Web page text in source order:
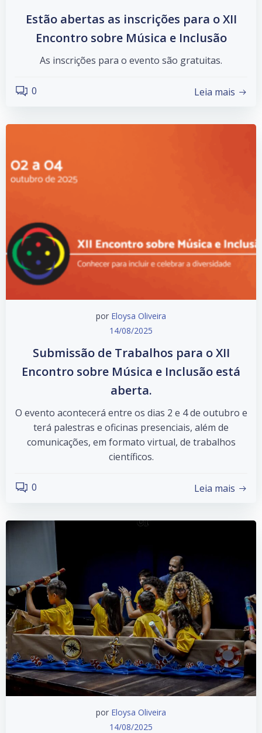
Estão abertas as inscrições para o XII
Encontro sobre Música e Inclusão
As inscrições para o evento são gratuitas.
0 Leia mais
por Eloysa Oliveira
14/08/2025
Submissão de Trabalhos para o XII
Encontro sobre Música e Inclusão está
aberta.
O evento acontecerá entre os dias 2 e 4 de outubro e
terá palestras e oficinas presenciais, além de
comunicações, em formato virtual, de trabalhos
científicos.
0 Leia mais
por Eloysa Oliveira
14/08/2025